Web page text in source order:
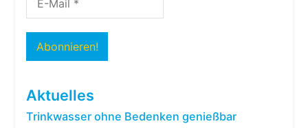
Aktuelles
Trinkwasser ohne Bedenken genießbar